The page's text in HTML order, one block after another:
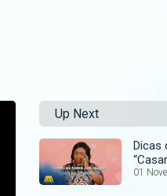
Up Next
Dicas
01